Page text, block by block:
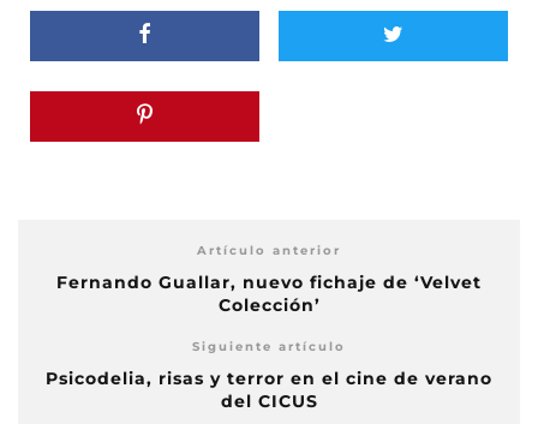
Artículo anterior
Fernando Guallar, nuevo fichaje de ‘Velvet
Colección’
Siguiente artículo
Psicodelia, risas y terror en el cine de verano
del CICUS